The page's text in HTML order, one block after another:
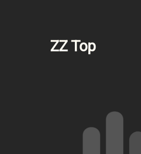
ZZ Top